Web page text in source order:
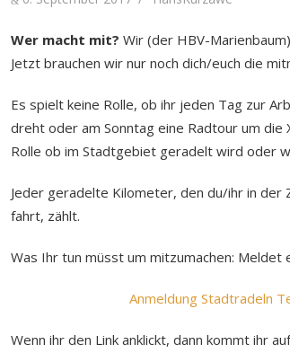
Wer macht mit? Wir (der HBV-
Jetzt brauchen wir nur noch dich/euch die
Es spielt keine Rolle, ob ihr jeden Tag zur
dreht oder am Sonntag eine Radtour um
Rolle ob im Stadtgebiet geradelt wird oder
Jeder geradelte Kilometer, den du/ihr in
fahrt, zählt.
Was Ihr tun müsst um mitzumachen: Meldet
Anmeldung Stadtradeln Team
Wenn ihr den Link anklickt, dann kommt ihr